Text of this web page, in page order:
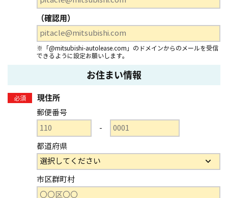
（確認用）
※「@mitsubishi-autolease.com」のドメインからのメールを受信
できるように設定お願いします。
お住まい情報
必須 現住所
郵便番号
-
都道府県
市区群町村